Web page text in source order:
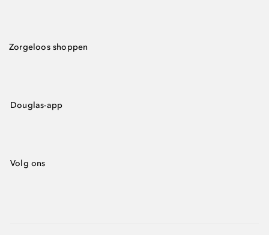
Zorgeloos shoppen
Douglas-app
Volg ons